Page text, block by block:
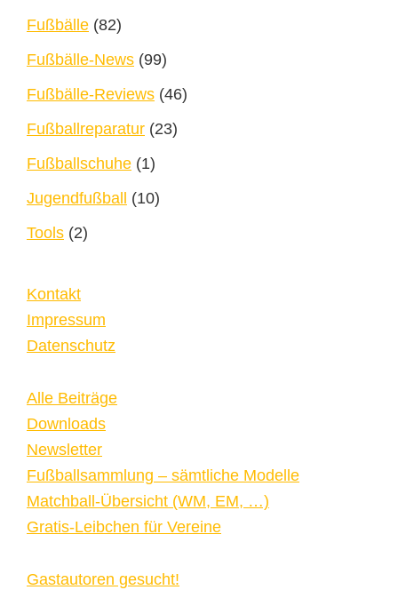
Fußbälle (82)
Fußbälle-News (99)
Fußbälle-Reviews (46)
Fußballreparatur (23)
Fußballschuhe (1)
Jugendfußball (10)
Tools (2)
Kontakt
Impressum
Datenschutz
Alle Beiträge
Downloads
Newsletter
Fußballsammlung – sämtliche Modelle
Matchball-Übersicht (WM, EM, …)
Gratis-Leibchen für Vereine
Gastautoren gesucht!